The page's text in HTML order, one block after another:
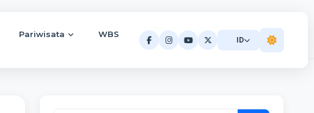
Pariwisata WBS
ID